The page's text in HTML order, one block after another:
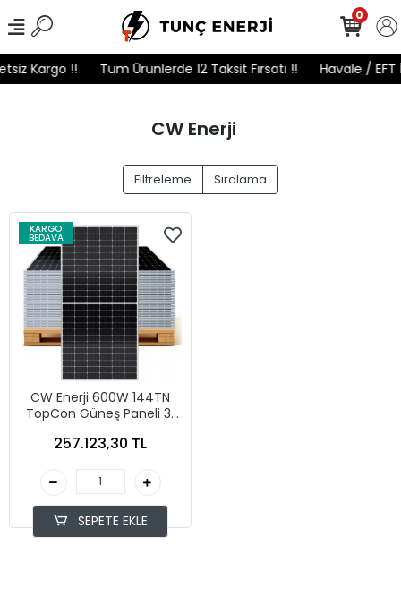
Kargo !! Tüm Ürünlerde 12 Taksit Fırsatı !! Havale /
0
CW Enerji
Filtreleme Sıralama
KARGO
BEDAVA
CW Enerji 600W 144TN
TopCon Güneş Paneli 31
257.123,30 TL
SEPETE EKLE